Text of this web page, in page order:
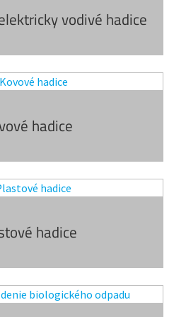
vodivé hadice
hadice
hadice